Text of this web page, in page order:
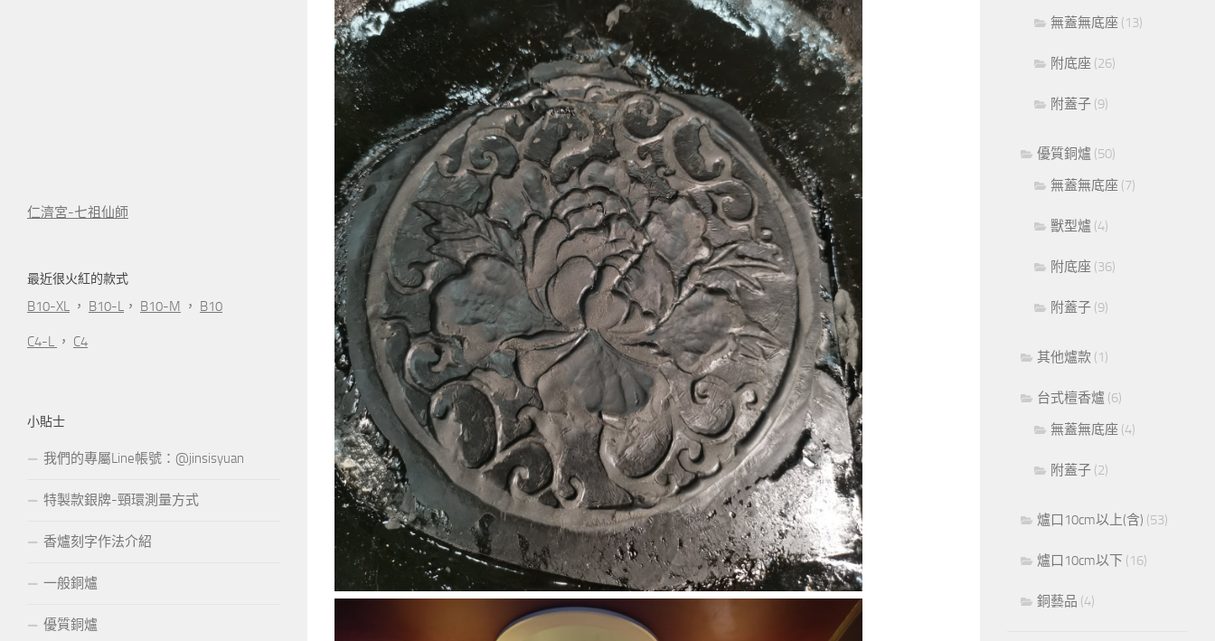
仁濟宮-七祖仙師
最近很火紅的款式
B10-XL ， B10-L ， B10-M ， B10
C4-L ， C4
小貼士
我們的專屬Line帳號：@jinsisyuan
特製款銀牌-頸環測量方式
香爐刻字作法介紹
一般銅爐
優質銅爐
無蓋無底座 (13)
附底座 (26)
附蓋子 (9)
優質銅爐 (50)
無蓋無底座 (7)
獸型爐 (4)
附底座 (36)
附蓋子 (9)
其他爐款 (1)
台式檀香爐 (6)
無蓋無底座 (4)
附蓋子 (2)
爐口10cm以上(含) (53)
爐口10cm以下 (16)
銅藝品 (4)